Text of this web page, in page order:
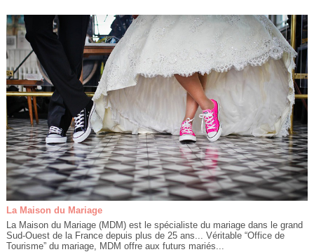
La Maison du Mariage
La Maison du Mariage (MDM) est le spécialiste du mariage dans le grand
Sud-Ouest de la France depuis plus de 25 ans... Véritable “Office de
Tourisme” du mariage, MDM offre aux futurs mariés...